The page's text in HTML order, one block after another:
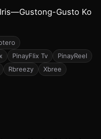
Gusto Ko
PinayFlix Tv
PinayReel
Rbreezy Xbree